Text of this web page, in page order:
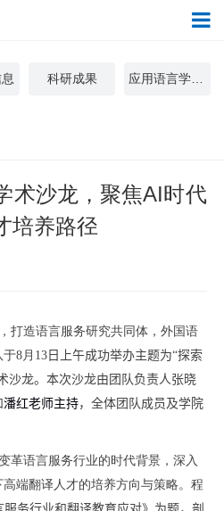
科研成果
术沙龙，聚焦AI时代
培养路径
打造语言服务研究共同体，外国语
于8月 13 日 上午成功举办主题为“探索
沙龙。本次沙龙由 团队负责人张晓
潘红老师主持，全体 团队成员及学院
革语言服务行业的时代背景，深入
端翻译人才的培养方向与策略。程